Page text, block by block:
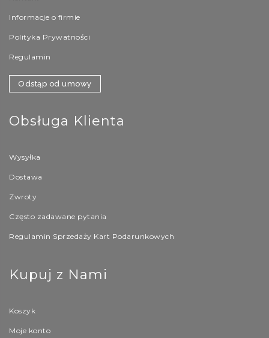
Informacje o firmie
Polityka Prywatności
Regulamin
Odstąp od umowy
Obsługa Klienta
Wysyłka
Dostawa
Zwroty
Często zadawane pytania
Regulamin Sprzedaży Kart Podarunkowych
Kupuj z Nami
Koszyk
Moje konto